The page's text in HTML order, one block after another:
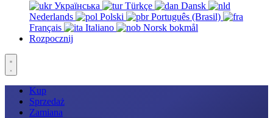
Українська
Türkçe
Dansk
Nederlands
Polski
Português (Brasil)
Français
Italiano
Norsk bokmål
Rozpocznij
Kup
Sprzedaż
Zamiana